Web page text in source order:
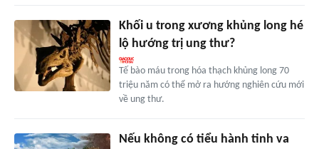
Khối u trong xương khủng long hé
lộ hướng trị ung thư?
Tế bào máu trong hóa thạch khủng long 70
triệu năm có thể mở ra hướng nghiên cứu mới
về ung thư.
Nếu không có tiểu hành tinh va